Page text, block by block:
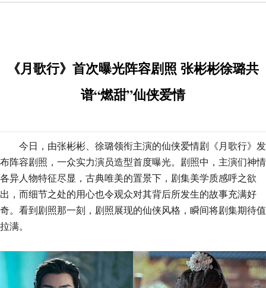
《月歌行》首次曝光阵容剧照 张彬彬徐璐共
谱“燃甜”仙侠爱情
今日，由张彬彬、徐璐领衔主演的仙侠爱情剧《月歌行》发
布阵容剧照，一众实力演员造型首度曝光。剧照中，主演们神情
各异人物特征尽显，古典唯美的置景下，剧集美学质感呼之欲
出，而细节之处的用心也令观众对其背后所发生的故事充满好
奇。 看到剧照那一刻，剧照展现的仙侠风格 ， 瞬间将剧集期待值
拉满。